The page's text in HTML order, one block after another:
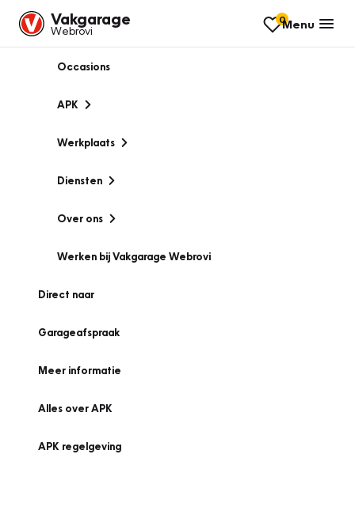
Vakgarage
Webrovi
0Menu
Occasions
APK
Werkplaats
Diensten
Over ons
Werken bij Vakgarage Webrovi
Direct naar
Garageafspraak
Meer informatie
Alles over APK
APK regelgeving